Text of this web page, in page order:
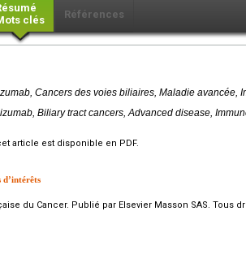
clés
Références
Cancers des voies biliaires, Maladie avancée,
Biliary tract cancers, Advanced disease,
article est disponible en PDF.
d’intérêts
du Cancer. Publié par Elsevier Masson SAS. Tous